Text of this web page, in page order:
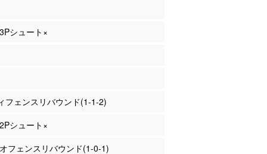
シュート×
フェンスリバウンド(1-1-2)
シュート×
フェンスリバウンド(1-0-1)